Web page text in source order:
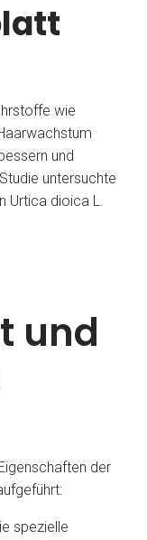
wie
und
untersuchte
Urtica dioica L.
und
der
spezielle